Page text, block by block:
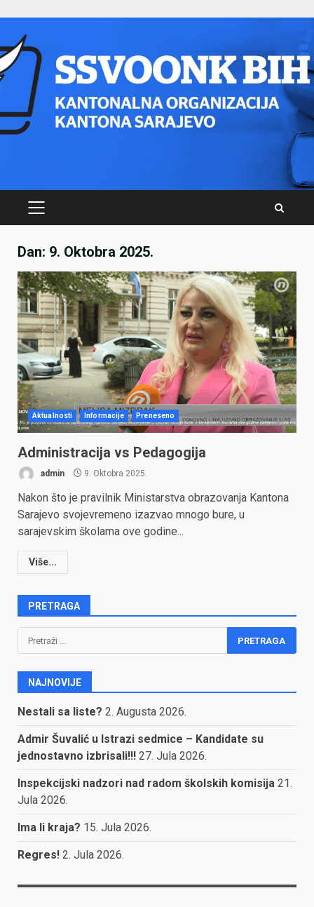
content
PRIMARY
Dan: 9. Oktobra 2025.
Aktualnosti Informacije Preneseno
Administracija vs Pedagogija
admin 9. Oktobra 2025.
Nakon što je pravilnik Ministarstva obrazovanja Kantona
Sarajevo svojevremeno izazvao mnogo bure, u
sarajevskim školama ove godine...
Više...
PRETRAGA
Pretraga:
NAJNOVIJE
Nestali sa liste? 2. Augusta 2026.
Admir Šuvalić u Istrazi sedmice – Kandidate su
jednostavno izbrisali!!! 27. Jula 2026.
Inspekcijski nadzori nad radom školskih komisija 21.
Jula 2026.
Ima li kraja? 15. Jula 2026.
Regres! 2. Jula 2026.